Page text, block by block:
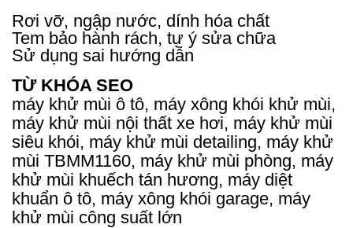
Rơi vỡ, ngập nước, dính hóa chất
Tem bảo hành rách, tự ý sửa chữa
Sử dụng sai hướng dẫn
TỪ KHÓA SEO
máy khử mùi ô tô, máy xông khói khử mùi,
máy khử mùi nội thất xe hơi, máy khử mùi
siêu khói, máy khử mùi detailing, máy khử
mùi TBMM1160, máy khử mùi phòng, máy
khử mùi khuếch tán hương, máy diệt
khuẩn ô tô, máy xông khói garage, máy
khử mùi công suất lớn